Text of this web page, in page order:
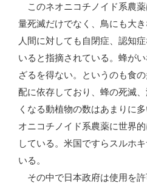
このネオニコチノイド系農
量死滅だけでなく、鳥にも大き
人間に対しても自閉症、認知
いると指摘されている。蜂が
ざるを得ない。というのも食
配に依存しており、蜂の死滅
くなる動植物の数はあまりに
オニコチノイド系農薬に世界
している。米国ですらスルホ
いる。
その中で日本政府は使用を